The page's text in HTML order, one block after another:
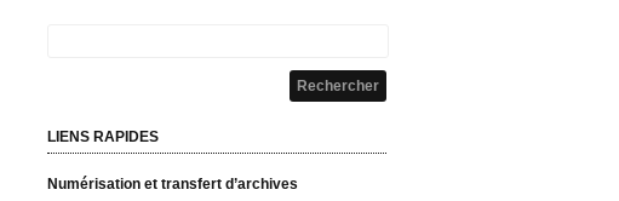
LIENS RAPIDES
Numérisation et transfert d’archives